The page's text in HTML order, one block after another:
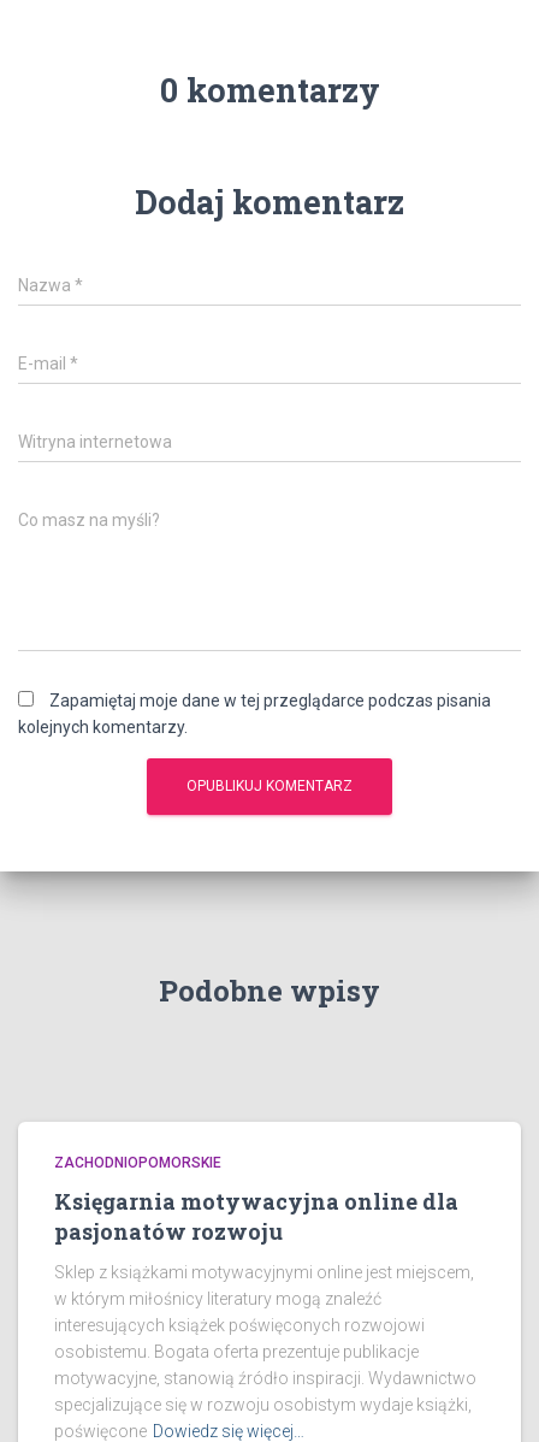
0 komentarzy
Dodaj komentarz
Nazwa *
E-mail *
Witryna internetowa
Co masz na myśli?
Zapamiętaj moje dane w tej przeglądarce podczas pisania
kolejnych komentarzy.
Podobne wpisy
ZACHODNIOPOMORSKIE
Księgarnia motywacyjna online dla
pasjonatów rozwoju
Sklep z książkami motywacyjnymi online jest miejscem,
w którym miłośnicy literatury mogą znaleźć
interesujących książek poświęconych rozwojowi
osobistemu. Bogata oferta prezentuje publikacje
motywacyjne, stanowią źródło inspiracji. Wydawnictwo
specjalizujące się w rozwoju osobistym wydaje książki,
poświęcone Dowiedz się więcej…